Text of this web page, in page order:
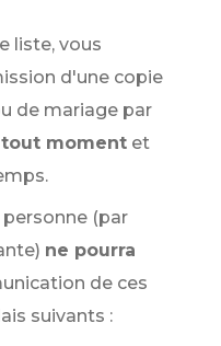
liste, vous
d'une copie
de mariage par
tout moment et
(par
ne pourra
de ces
suivants :